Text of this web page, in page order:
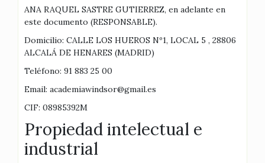
ANA RAQUEL SASTRE GUTIERREZ, en adelante en
este documento (RESPONSABLE).
Domicilio: CALLE LOS HUEROS Nº1, LOCAL 5 , 28806
ALCALÁ DE HENARES (MADRID)
Teléfono: 91 883 25 00
Email: academiawindsor@gmail.es
CIF: 08985392M
Propiedad intelectual e
industrial